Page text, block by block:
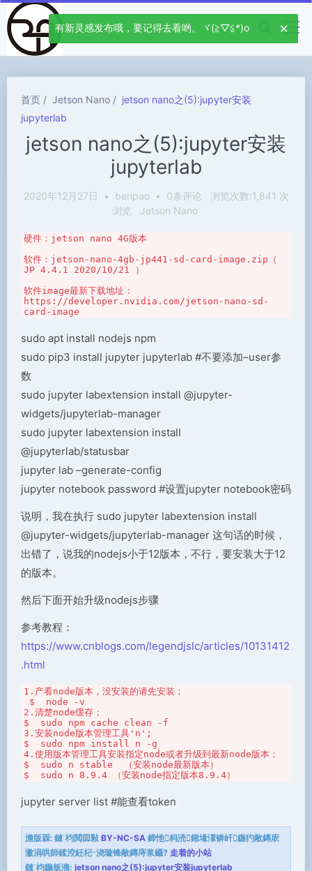
首页 Jetson Nano
jetson nano之(5):jupyter安装
jupyterlab
jetson nano之(5):jupyter安装
jupyterlab
2020年12月27日 • benpao • 0条评论
浏览次数:1,841 次
浏览
Jetson Nano
硬件：jetson nano 4G版本
软件：jetson-nano-4gb-jp441-sd-card-image.zip（
JP 4.4.1 2020/10/21 ）
软件image最新下载地址：
https://developer.nvidia.com/jetson-nano-sd-
card-image
sudo apt install nodejs npm
sudo pip3 install jupyter jupyterlab #不要添加–user参
数
sudo jupyter labextension install @jupyter-
widgets/jupyterlab-manager
sudo jupyter labextension install
@jupyterlab/statusbar
jupyter lab –generate-config
jupyter notebook password #设置jupyter notebook密码
说明，我在执行 sudo jupyter labextension install
@jupyter-widgets/jupyterlab-manager 这句话的时候，
出错了，说我的nodejs小于12版本，不行，要安装大于12
的版本。
然后下面开始升级nodejs步骤
参考教程：
https://www.cnblogs.com/legendjslc/articles/10131412
.html
1.产看node版本，没安装的请先安装；
2.清楚node缓存；
$  sudo npm cache clean -f
3.安装node版本管理工具'n';
$  sudo npm install n -g
4.使用版本管理工具安装指定node或者升级到最新node版本；
$  sudo n stable  （安装node最新版本）
$  sudo n 8.9.4 （安装node指定版本8.9.4）
jupyter server list #能查看token
澹版槑: 鏈枃閲囩敤 BY-NC-SA 鍗忚杩涜鎺堟潈锛屽鏃犳敞鏄庡
潎涓哄師鍒涳紝杞浇璇锋敞鏄庤浆鑷? 走着的小站
鏈枃鍦板潃: jetson nano之(5):jupyter安装jupyterlab
有新灵感发布哦，要记得去看哟。ヾ(≧▽≦*)o